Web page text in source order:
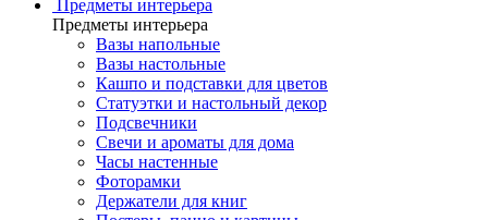
Предметы интерьера
Предметы интерьера
Вазы напольные
Вазы настольные
Кашпо и подставки для цветов
Статуэтки и настольный декор
Подсвечники
Свечи и ароматы для дома
Часы настенные
Фоторамки
Держатели для книг